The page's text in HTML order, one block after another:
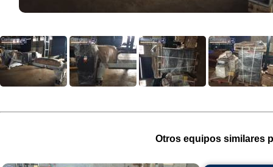
Otros equipos similares